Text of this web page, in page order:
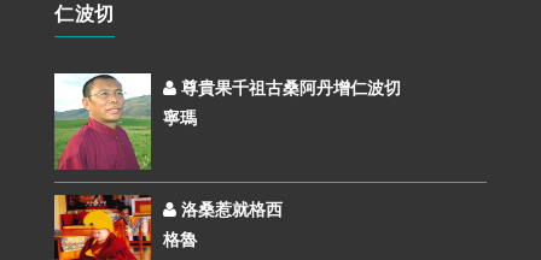
仁波切
尊貴果千祖古桑阿丹增仁波切
寧瑪
洛桑惹就格西
格魯